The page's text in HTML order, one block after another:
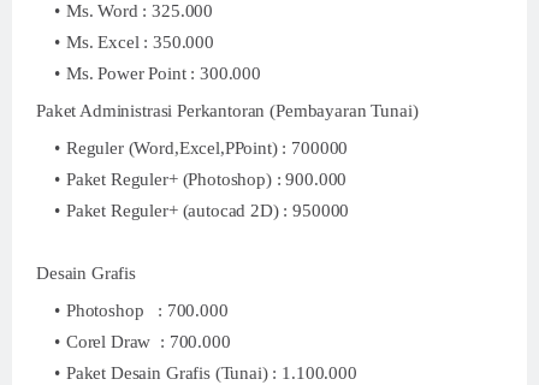
Ms. Word : 325.000
Ms. Excel : 350.000
Ms. Power Point : 300.000
Paket Administrasi Perkantoran (Pembayaran Tunai)
Reguler (Word,Excel,PPoint) : 700000
Paket Reguler+ (Photoshop) : 900.000
Paket Reguler+ (autocad 2D) : 950000
Desain Grafis
Photoshop : 700.000
Corel Draw : 700.000
Paket Desain Grafis (Tunai) : 1.100.000